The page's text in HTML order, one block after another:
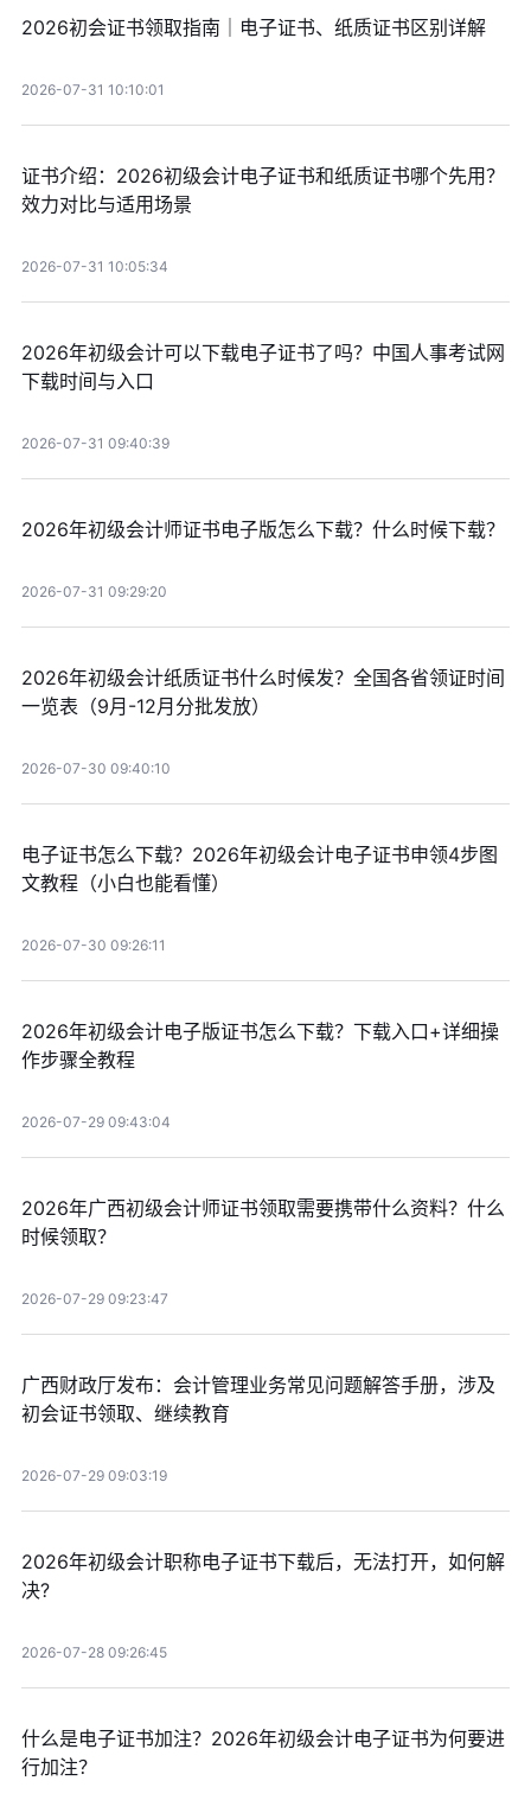
2026初会证书领取指南｜电子证书、纸质证书区别详解
2026-07-31 10:10:01
证书介绍：2026初级会计电子证书和纸质证书哪个先用？
效力对比与适用场景
2026-07-31 10:05:34
2026年初级会计可以下载电子证书了吗？中国人事考试网
下载时间与入口
2026-07-31 09:40:39
2026年初级会计师证书电子版怎么下载？什么时候下载？
2026-07-31 09:29:20
2026年初级会计纸质证书什么时候发？全国各省领证时间
一览表（9月-12月分批发放）
2026-07-30 09:40:10
电子证书怎么下载？2026年初级会计电子证书申领4步图
文教程（小白也能看懂）
2026-07-30 09:26:11
2026年初级会计电子版证书怎么下载？下载入口+详细操
作步骤全教程
2026-07-29 09:43:04
2026年广西初级会计师证书领取需要携带什么资料？什么
时候领取？
2026-07-29 09:23:47
广西财政厅发布：会计管理业务常见问题解答手册，涉及
初会证书领取、继续教育
2026-07-29 09:03:19
2026年初级会计职称电子证书下载后，无法打开，如何解
决?
2026-07-28 09:26:45
什么是电子证书加注？2026年初级会计电子证书为何要进
行加注？